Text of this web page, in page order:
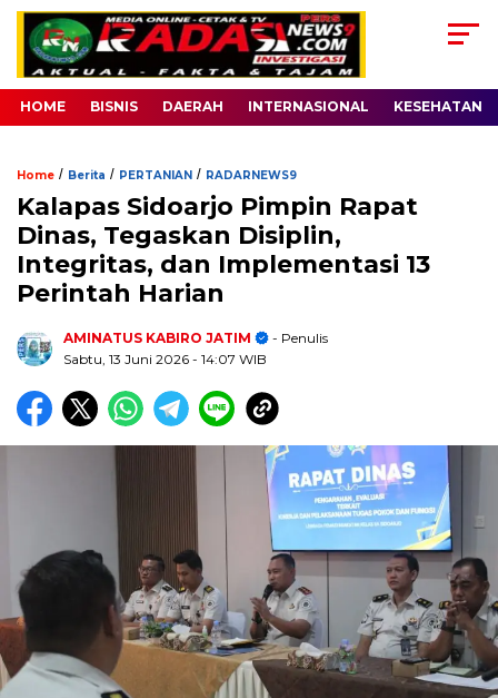
HOME BISNIS DAERAH INTERNASIONAL KESEHATAN
Home / Berita / PERTANIAN / RADARNEWS9
Kalapas Sidoarjo Pimpin Rapat
Dinas, Tegaskan Disiplin,
Integritas, dan Implementasi 13
Perintah Harian
AMINATUS KABIRO JATIM
- Penulis
Sabtu, 13 Juni 2026 - 14:07 WIB